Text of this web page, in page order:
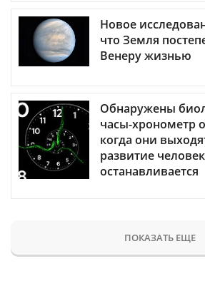
Новое
что Земля
Венеру жизнью
Обнаружены
часы-хронометр
когда они
развитие
останавливается
ПОКАЗАТЬ ЕЩЕ